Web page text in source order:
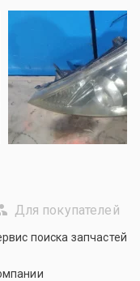
Для покупателей
поиска запчастей